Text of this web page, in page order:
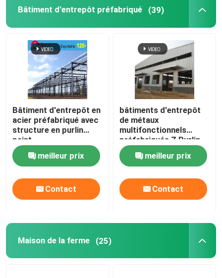
Bâtiment d'entrepôt préfabriqué (39)
Bâtiment d'entrepôt en
acier préfabriqué avec
structure en purlin
peint
meilleur prix
Contact
bâtiments d'entrepôt
de métaux
multifonctionnels
préfabriqués Z Purlin
meilleur prix
Contact
Maison de la ferme (25)